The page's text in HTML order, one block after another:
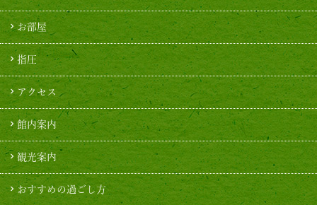
お部屋
指圧
アクセス
館内案内
観光案内
おすすめの過ごし方